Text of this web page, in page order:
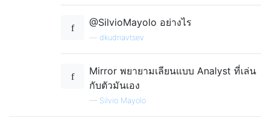
@SilvioMayolo อย่างไร
dkudriavtsev
Mirror พยายามเลียนแบบ Analyst ที่เล่น
กับตัวมันเอง
— Silvio Mayolo